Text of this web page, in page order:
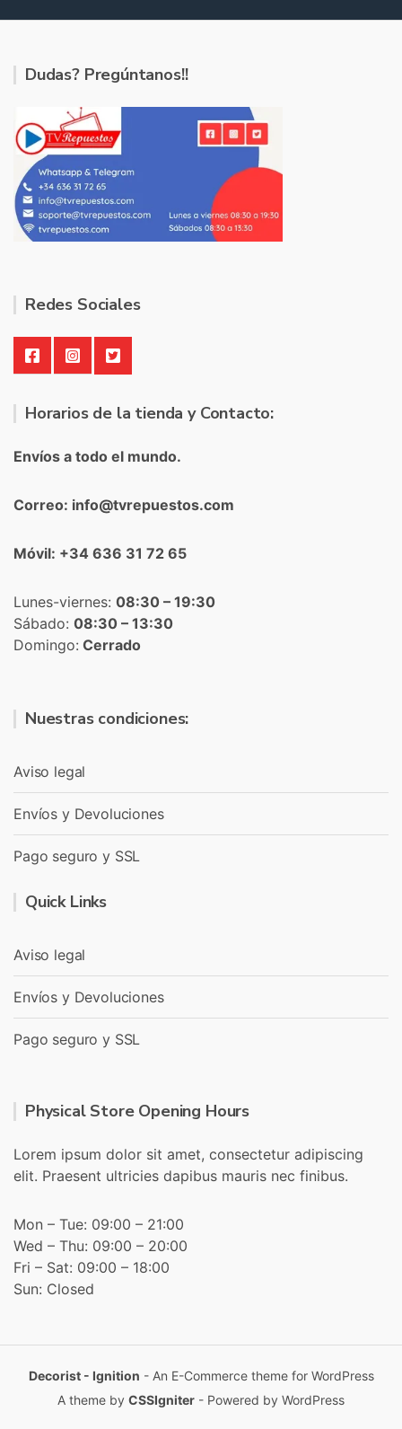
Dudas? Pregúntanos!!
Redes Sociales
Horarios de la tienda y Contacto:
Envíos a todo el mundo.
Correo: info@tvrepuestos.com
Móvil: +34 636 31 72 65
Lunes-viernes: 08:30 – 19:30
Sábado: 08:30 – 13:30
Domingo: Cerrado
Nuestras condiciones:
Aviso legal
Envíos y Devoluciones
Pago seguro y SSL
Quick Links
Aviso legal
Envíos y Devoluciones
Pago seguro y SSL
Physical Store Opening Hours
Lorem ipsum dolor sit amet, consectetur adipiscing
elit. Praesent ultricies dapibus mauris nec finibus.
Mon – Tue: 09:00 – 21:00
Wed – Thu: 09:00 – 20:00
Fri – Sat: 09:00 – 18:00
Sun: Closed
Decorist - Ignition - An E-Commerce theme for WordPress
A theme by CSSIgniter - Powered by WordPress